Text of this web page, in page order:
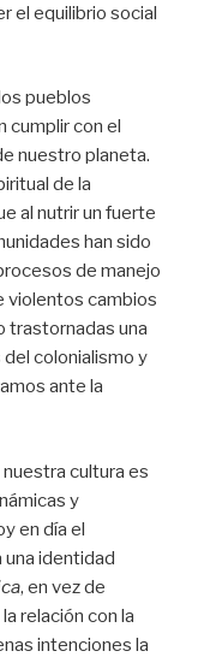
el equilibrio social
pueblos
cumplir con el
nuestro planeta.
de la
al nutrir un fuerte
han sido
de manejo
violentos cambios
trastornadas una
colonialismo y
ante la
cultura es
y
en día el
identidad
, en vez de
relación con la
intenciones la